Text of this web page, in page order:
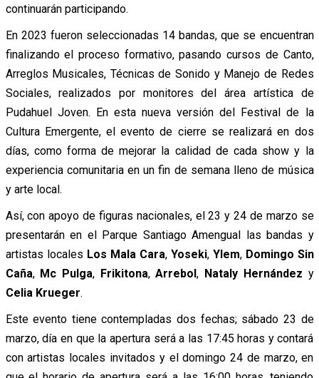
continuarán participando.
En 2023 fueron seleccionadas 14 bandas, que se encuentran
finalizando el proceso formativo, pasando cursos de Canto,
Arreglos Musicales, Técnicas de Sonido y Manejo de Redes
Sociales, realizados por monitores del área artística de
Pudahuel Joven. En esta nueva versión del Festival de la
Cultura Emergente, el evento de cierre se realizará en dos
días, como forma de mejorar la calidad de cada show y la
experiencia comunitaria en un fin de semana lleno de música
y arte local.
Así, con apoyo de figuras nacionales, el 23 y 24 de marzo se
presentarán en el Parque Santiago Amengual las bandas y
artistas locales Los Mala Cara, Yoseki, Ylem, Domingo Sin
Caña, Mc Pulga, Frikitona,Arrebol, Nataly Hernández y
Celia Krueger.
Este evento tiene contempladas dos fechas; sábado 23 de
marzo, día en que la apertura será a las 17:45 horas y contará
con artistas locales invitados y el domingo 24 de marzo, en